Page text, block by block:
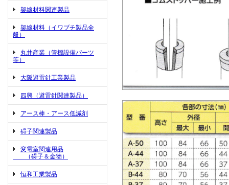
架線材料関連製品
架線材料（イワブチ製品全
般）
丸井産業（管機設備パーツ
等）
大阪避雷針工業製品
四興（避雷針関連製品）
アース棒・アース低減剤
碍子関連製品
変電室関連用品
（碍子＆金物）
恒和工業製品